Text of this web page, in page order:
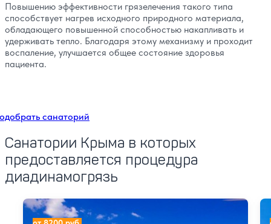
Повышению эффективности грязелечения такого типа
способствует нагрев исходного природного материала,
обладающего повышенной способностью накапливать и
удерживать тепло. Благодаря этому механизму и проходит
воспаление, улучшается общее состояние здоровья
пациента.
санаторий
Санатории Крыма в которых
предоставляется процедура
диадинамогрязь
Санаторий Дружба